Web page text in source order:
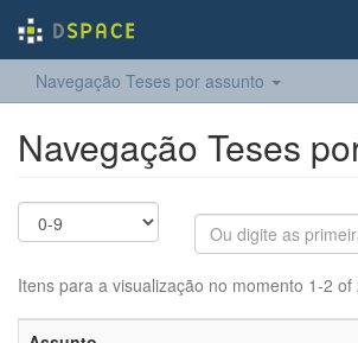
Navegação Teses por assunto
Navegação Teses
Itens para a visualização no momento 1-2 of